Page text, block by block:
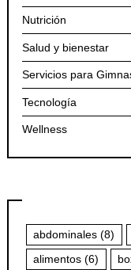
Nutrición
Salud y bienestar
Servicios para
Tecnología
Wellness
abdominales (8)
alimentos (6)